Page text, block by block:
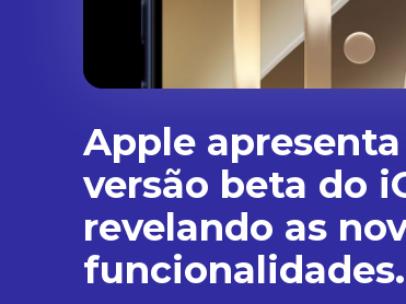
Apple
versão beta do
revelando as
funcionalidades.